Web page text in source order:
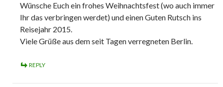
Wünsche Euch ein frohes Weihnachtsfest (wo auch immer
Ihr das verbringen werdet) und einen Guten Rutsch ins
Reisejahr 2015.
Viele Grüße aus dem seit Tagen verregneten Berlin.
REPLY